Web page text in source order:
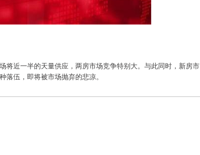
将近一半的天量供应，两房市场竞争特别大。与此同时，新房市
伍，即将被市场抛弃的悲凉。